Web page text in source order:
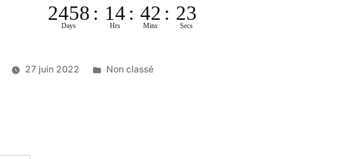
2458
Days : 14
Hrs : 42
Mins : 23
Secs
27 juin 2022
Publié
Non classé